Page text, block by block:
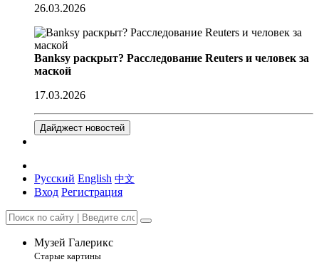
26.03.2026
Banksy раскрыт? Расследование Reuters и человек за
маской
17.03.2026
Дайджест новостей
Русский English 中文
Вход Регистрация
Музей Галерикс
Старые картины